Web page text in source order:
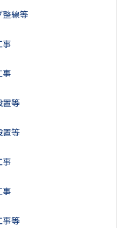
整線等
事
事
置等
置等
事
事
事等